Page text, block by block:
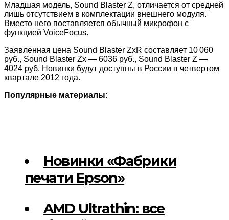
Младшая модель, Sound Blaster Z, отличается от средней
лишь отсутствием в комплектации внешнего модуля.
Вместо него поставляется обычный микрофон с
функцией VoiceFocus.
Заявленная цена Sound Blaster ZxR составляет 10 060
руб., Sound Blaster Zx — 6036 руб., Sound Blaster Z —
4024 руб. Новинки будут доступны в России в четвертом
квартале 2012 года.
Популярные материалы:
Новинки «Фабрики
печати Epson»
AMD Ultrathin: все